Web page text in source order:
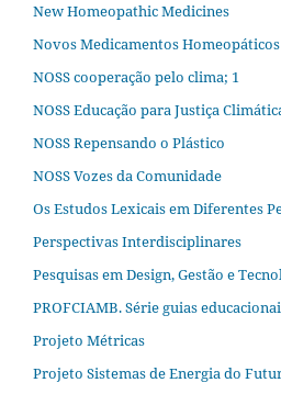
New Homeopathic Medicines
Novos Medicamentos Homeopáticos
NOSS cooperação pelo clima; 1
NOSS Educação para Justiça
NOSS Repensando o Plástico
NOSS Vozes da Comunidade
Os Estudos Lexicais em Diferentes
Perspectivas Interdisciplinares
Pesquisas em Design, Gestão e
PROFCIAMB. Série guias
Projeto Métricas
Projeto Sistemas de Energia do